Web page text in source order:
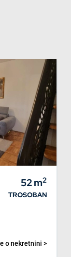
52m2
TROSOBAN
o nekretnini >